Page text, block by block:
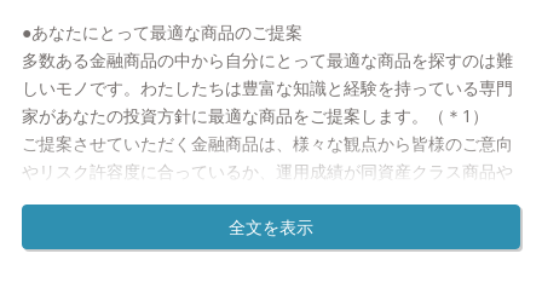
目的と運用期間が決まれば、あとはどんな金融商品を使ってゴー
ルまで行けばいいか考えるだけです。乗り物を間違うと思わぬ方
向に・・・なんてこともあるので、じっくり自分に合った商品を
選びましょう。
・ポイント4: いつでも相談できる専門家はいますか？
て平たんな道ばかりではないかもしれません。安心して大切なお
金を資産運用するためには自分にとって有益なアドバイスをくれ
●あなたにとって最適な商品のご提案
多数ある金融商品の中から自分にとって最適な商品を探すのは難
しいモノです。わたしたちは豊富な知識と経験を持っている専門
家があなたの投資方針に最適な商品をご提案します。（＊1）
ご提案させていただく金融商品は、様々な観点から皆様のご意向
やリスク許容度に合っているか、運用成績が同資産クラス商品や
ベンチマークと比較して良いかなどを必ずチェックしています。
●証券口座開設や金融商品の売買もサポート